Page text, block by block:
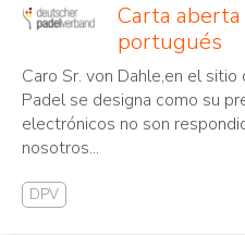
Carta
portugués
Caro Sr. von Dahle,en el
Padel se designa como su
electrónicos no son
nosotros...
DPV